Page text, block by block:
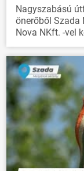
Nagyszabású
önerőből Szada
Nova NKft. -vel